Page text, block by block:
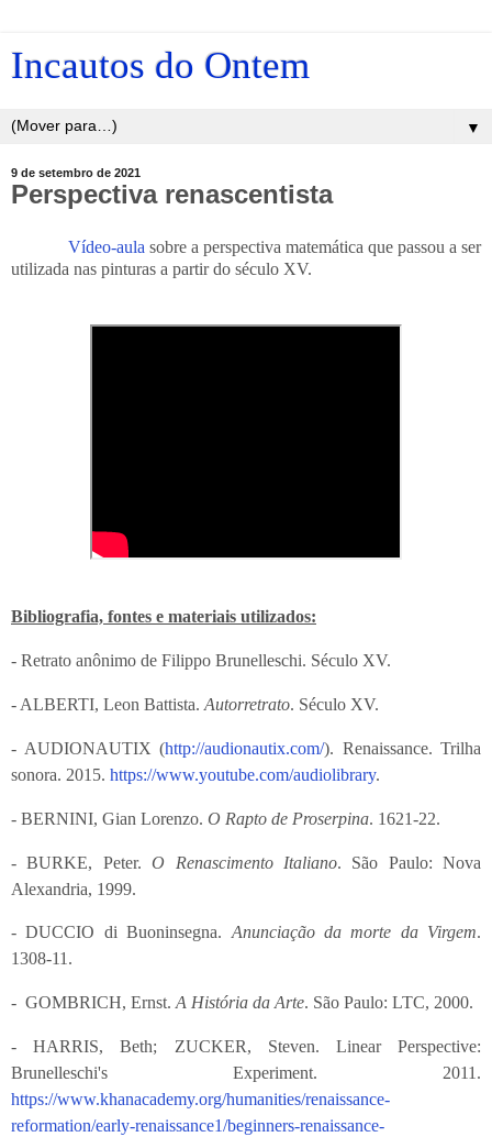
Incautos do Ontem
▼
9 de setembro de 2021
Perspectiva renascentista
Vídeo-aula sobre a perspectiva matemática que passou a ser
utilizada nas pinturas a partir do século XV.
Bibliografia, fontes e materiais utilizados:
- Retrato anônimo de Filippo Brunelleschi. Século XV.
- ALBERTI, Leon Battista. Autorretrato. Século XV.
- AUDIONAUTIX (http://audionautix.com/). Renaissance. Trilha
sonora. 2015. https://www.youtube.com/audiolibrary.
- BERNINI, Gian Lorenzo. O Rapto de Proserpina. 1621-22.
- BURKE, Peter.O Renascimento Italiano. São Paulo: Nova
Alexandria, 1999.
- DUCCIO di Buoninsegna. Anunciação da morte da Virgem.
1308-11.
- GOMBRICH, Ernst. A História da Arte. São Paulo: LTC, 2000.
- HARRIS, Beth; ZUCKER, Steven. Linear Perspective:
Brunelleschi's Experiment. 2011.
https://www.khanacademy.org/humanities/renaissance-
reformation/early-renaissance1/beginners-renaissance-